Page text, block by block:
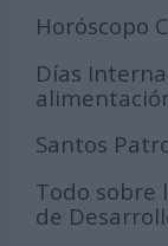
Horóscopo
Días
Santos
Todo sobre
de